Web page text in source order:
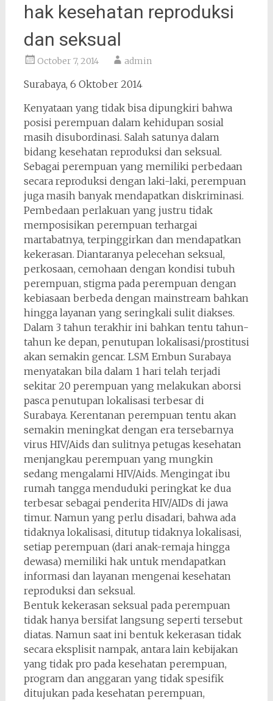
hak kesehatan reproduksi
dan seksual
October 7, 2014 admin
Surabaya, 6 Oktober 2014
Kenyataan yang tidak bisa dipungkiri bahwa
posisi perempuan dalam kehidupan sosial
masih disubordinasi. Salah satunya dalam
bidang kesehatan reproduksi dan seksual.
Sebagai perempuan yang memiliki perbedaan
secara reproduksi dengan laki-laki, perempuan
juga masih banyak mendapatkan diskriminasi.
Pembedaan perlakuan yang justru tidak
memposisikan perempuan terhargai
martabatnya, terpinggirkan dan mendapatkan
kekerasan. Diantaranya pelecehan seksual,
perkosaan, cemohaan dengan kondisi tubuh
perempuan, stigma pada perempuan dengan
kebiasaan berbeda dengan mainstream bahkan
hingga layanan yang seringkali sulit diakses.
Dalam 3 tahun terakhir ini bahkan tentu tahun-
tahun ke depan, penutupan lokalisasi/prostitusi
akan semakin gencar. LSM Embun Surabaya
menyatakan bila dalam 1 hari telah terjadi
sekitar 20 perempuan yang melakukan aborsi
pasca penutupan lokalisasi terbesar di
Surabaya. Kerentanan perempuan tentu akan
semakin meningkat dengan era tersebarnya
virus HIV/Aids dan sulitnya petugas kesehatan
menjangkau perempuan yang mungkin
sedang mengalami HIV/Aids. Mengingat ibu
rumah tangga menduduki peringkat ke dua
terbesar sebagai penderita HIV/AIDs di jawa
timur. Namun yang perlu disadari, bahwa ada
tidaknya lokalisasi, ditutup tidaknya lokalisasi,
setiap perempuan (dari anak-remaja hingga
dewasa) memiliki hak untuk mendapatkan
informasi dan layanan mengenai kesehatan
reproduksi dan seksual.
Bentuk kekerasan seksual pada perempuan
tidak hanya bersifat langsung seperti tersebut
diatas. Namun saat ini bentuk kekerasan tidak
secara eksplisit nampak, antara lain kebijakan
yang tidak pro pada kesehatan perempuan,
program dan anggaran yang tidak spesifik
ditujukan pada kesehatan perempuan,